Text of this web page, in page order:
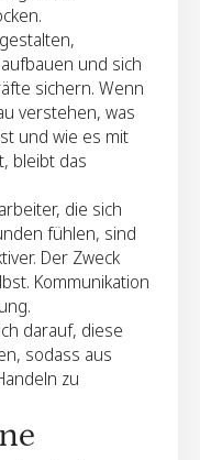
und sich
sichern. Wenn
verstehen, was
und wie es mit
bleibt das
die sich
fühlen, sind
Der Zweck
Kommunikation
darauf, diese
sodass aus
zu